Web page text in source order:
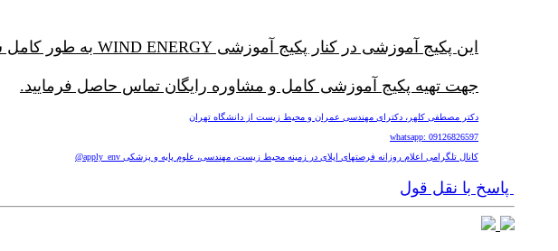
این پکیج آموزشی در کنار پکیج آموزشی WIND ENERGY به طور کامل شما را با مبانی نیروگاههای بادی آشنا خواهد کرد.
جهت تهیه پکیج آموزشی کامل و مشاوره رایگان تماس حاصل فرمایید.
دکتر مصطفی کلهر، دکترای مهندسی عمران و محیط زیست از دانشگاه تهران
whatsapp: 09126826597
کانال تلگرامی اعلام روزانه فرصتهای اپلای در زمینه محیط زیست، مهندسی، علوم پایه و پزشکی apply_env@
پاسخ با نقل قول